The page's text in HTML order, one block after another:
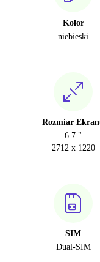
Kolor
niebieski
Rozmiar
6.7 "
2712 x 1220
SIM
Dual-SIM